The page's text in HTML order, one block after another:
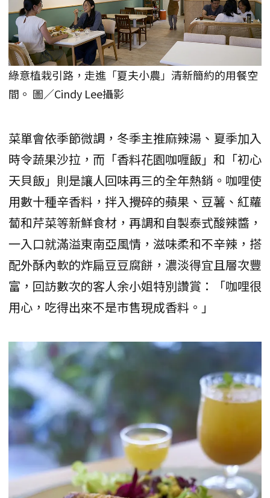
綠意植栽引路，走進「夏夫小農」清新簡約的用餐空
間。 圖／Cindy Lee攝影
菜單會依季節微調，冬季主推麻辣湯、夏季加入
時令蔬果沙拉，而「香料花園咖喱飯」和「初心
天貝飯」則是讓人回味再三的全年熱銷。咖哩使
用數十種辛香料，拌入攪碎的蘋果、豆薯、紅蘿
蔔和芹菜等新鮮食材，再調和自製泰式酸辣醬，
一入口就滿溢東南亞風情，滋味柔和不辛辣，搭
配外酥內軟的炸扁豆豆腐餅，濃淡得宜且層次豐
富，回訪數次的客人余小姐特別讚賞：「咖哩很
用心，吃得出來不是市售現成香料。」